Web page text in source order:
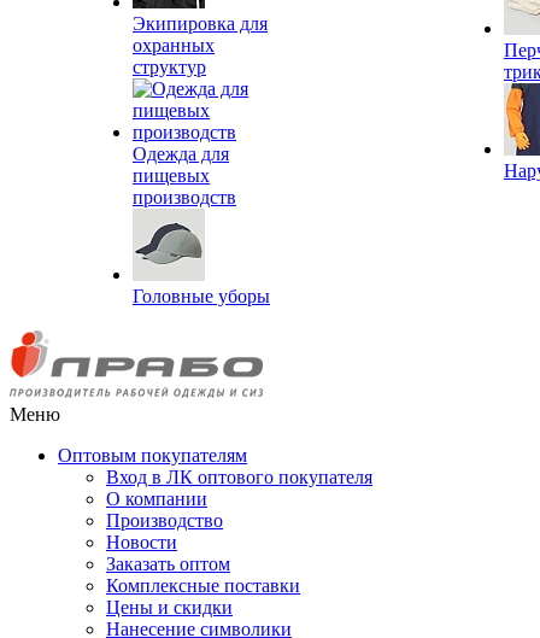
Экипировка для
охранных
структур
Одежда для
пищевых
производств
Головные уборы
Меню
Оптовым покупателям
Вход в ЛК оптового покупателя
О компании
Производство
Новости
Заказать оптом
Комплексные поставки
Цены и скидки
Нанесение символики